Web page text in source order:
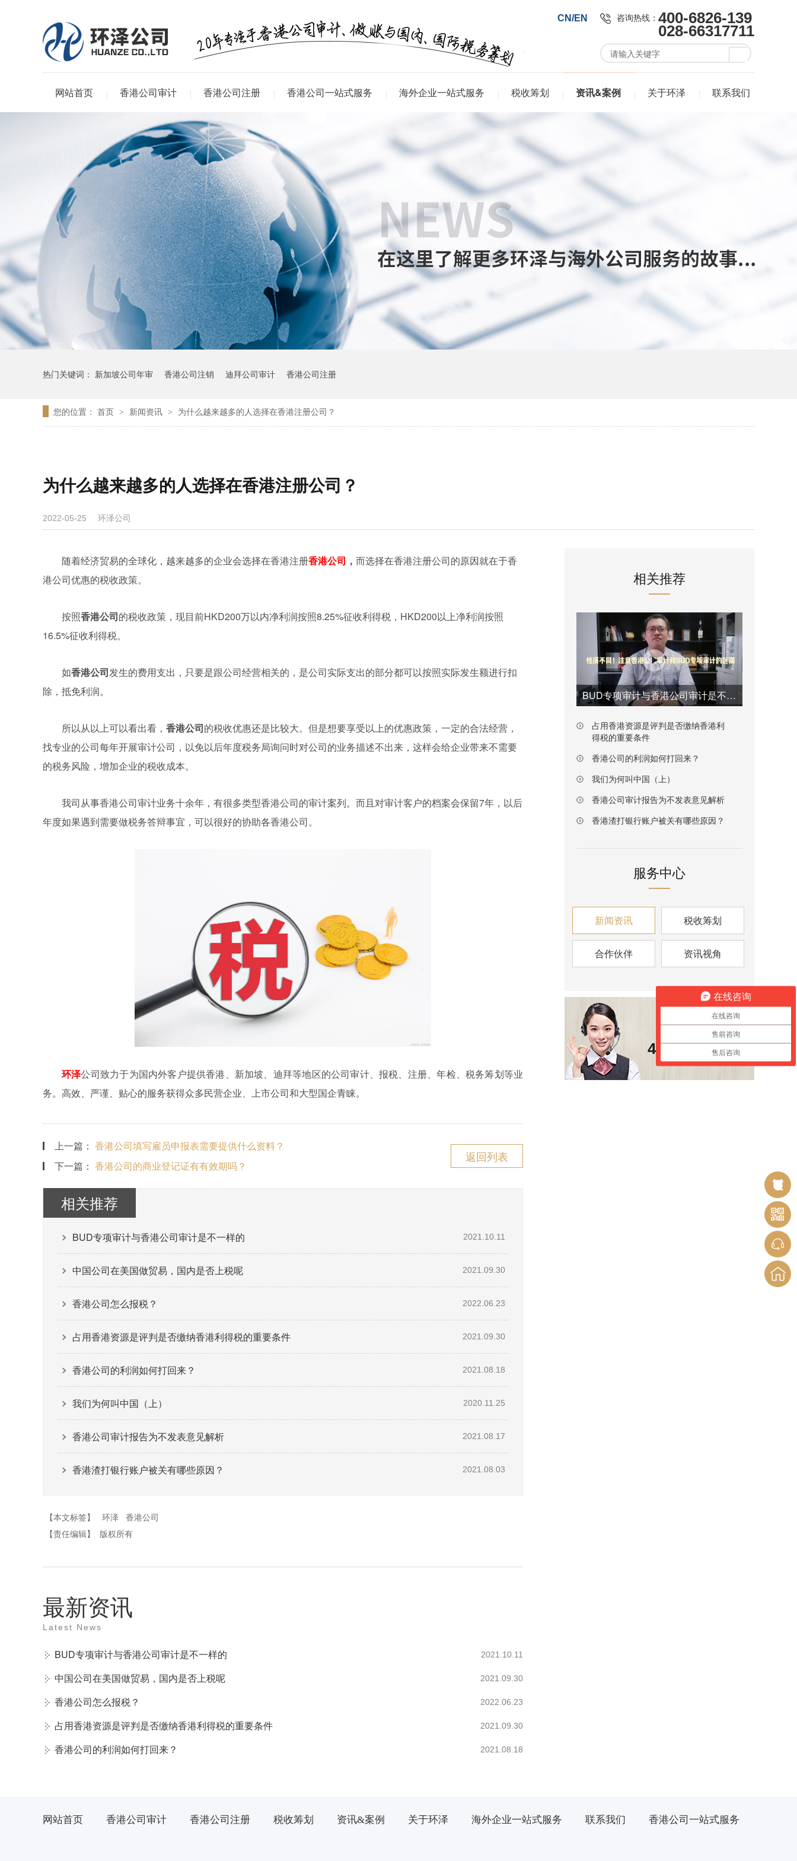
CN/EN 咨询热线： 400-6826-139
028-66317711
网站首页 香港公司审计 香港公司注册 香港公司一站式服务 海外企业一站式服务 税收筹划 资讯&案例 关于环泽 联系我们
热门关键词： 新加坡公司年审 香港公司注销 迪拜公司审计 香港公司注册
您的位置： 首页 > 新闻资讯 > 为什么越来越多的人选择在香港注册公司？
为什么越来越多的人选择在香港注册公司？
2022-05-25 环泽公司
随着经济贸易的全球化，越来越多的企业会选择在香港注册香港公司 ， 而选择在香港注册公司的原因就在于香
港公司优惠的税收政策。
按照香港公司的税收政策，现目前HKD200万以内净利润按照8.25%征收利得税，HKD200以上净利润按照
16.5%征收利得税。
如香港公司发生的费用支出，只要是跟公司经营相关的，是公司实际支出的部分都可以按照实际发生额进行扣
除，抵免利润。
所以从以上可以看出看， 香港公司的税收优惠还是比较大。但是想要享受以上的优惠政策，一定的合法经营，
找专业的公司每年开展审计公司，以免以后年度税务局询问时对公司的业务描述不出来，这样会给企业带来不需要
的税务风险，增加企业的税收成本。
我司从事香港公司审计业务十余年，有很多类型香港公司的审计案列。而且对审计客户的档案会保留7年，以后
年度如果遇到需要做税务答辩事宜，可以很好的协助各香港公司。
环泽公司致力于为国内外客户提供香港、新加坡、迪拜等地区的公司审计、报税、注册、年检、税务筹划等业
务。高效、严谨、贴心的服务获得众多民营企业、上市公司和大型国企青睐。
上一篇： 香港公司填写雇员申报表需要提供什么资料？
下一篇： 香港公司的商业登记证有有效期吗？
返回列表
相关推荐
BUD专项审计与香港公司审计是不一样的 2021.10.11
中国公司在美国做贸易，国内是否上税呢 2021.09.30
香港公司怎么报税？ 2022.06.23
占用香港资源是评判是否缴纳香港利得税的重要条件 2021.09.30
香港公司的利润如何打回来？ 2021.08.18
我们为何叫中国（上） 2020.11.25
香港公司审计报告为不发表意见解析 2021.08.17
香港渣打银行账户被关有哪些原因？ 2021.08.03
【本文标签】 环泽
香港公司
【责任编辑】
版权所有
最新资讯
Latest News
BUD专项审计与香港公司审计是不一样的 2021.10.11
中国公司在美国做贸易，国内是否上税呢 2021.09.30
香港公司怎么报税？ 2022.06.23
占用香港资源是评判是否缴纳香港利得税的重要条件 2021.09.30
香港公司的利润如何打回来？ 2021.08.18
相关推荐
BUD专项审计与香港公司审计是不一样的
占用香港资源是评判是否缴纳香港利
得税的重要条件
香港公司的利润如何打回来？
我们为何叫中国（上）
香港公司审计报告为不发表意见解析
香港渣打银行账户被关有哪些原因？
服务中心
新闻资讯 税收筹划
合作伙伴 资讯视角
咨询热线
400-6826-139
网站首页 香港公司审计 香港公司注册 税收筹划 资讯&案例 关于环泽 海外企业一站式服务 联系我们 香港公司一站式服务
在线咨询
在线咨询
售前咨询
售后咨询